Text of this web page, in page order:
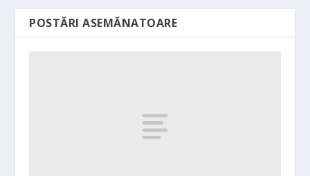
POSTĂRI ASEMĂNATOARE